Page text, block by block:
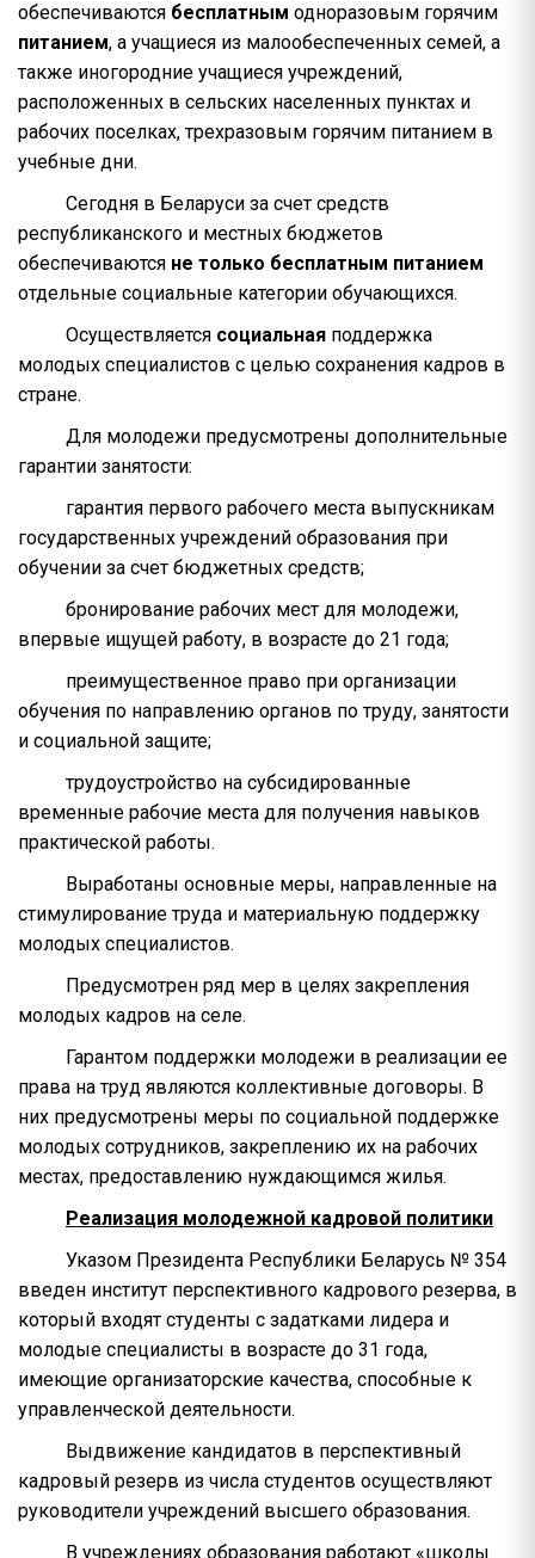
обеспечиваются бесплатным одноразовым горячим
питанием, а учащиеся из малообеспеченных семей, а
также иногородние учащиеся учреждений,
расположенных в сельских населенных пунктах и
рабочих поселках, трехразовым горячим питанием в
учебные дни.
Сегодня в Беларуси за счет средств
республиканского и местных бюджетов
обеспечиваются не только бесплатным питанием
отдельные социальные категории обучающихся.
Осуществляется социальная поддержка
молодых специалистов с целью сохранения кадров в
стране.
Для молодежи предусмотрены дополнительные
гарантии занятости:
гарантия первого рабочего места выпускникам
государственных учреждений образования при
обучении за счет бюджетных средств;
бронирование рабочих мест для молодежи,
впервые ищущей работу, в возрасте до 21 года;
преимущественное право при организации
обучения по направлению органов по труду, занятости
и социальной защите;
трудоустройство на субсидированные
временные рабочие места для получения навыков
практической работы.
Выработаны основные меры, направленные на
стимулирование труда и материальную поддержку
молодых специалистов.
Предусмотрен ряд мер в целях закрепления
молодых кадров на селе.
Гарантом поддержки молодежи в реализации ее
права на труд являются коллективные договоры. В
них предусмотрены меры по социальной поддержке
молодых сотрудников, закреплению их на рабочих
местах, предоставлению нуждающимся жилья.
Реализация молодежной кадровой политики
Указом Президента Республики Беларусь № 354
введен институт перспективного кадрового резерва, в
который входят студенты с задатками лидера и
молодые специалисты в возрасте до 31 года,
имеющие организаторские качества, способные к
управленческой деятельности.
Выдвижение кандидатов в перспективный
кадровый резерв из числа студентов осуществляют
руководители учреждений высшего образования.
В учреждениях образования работают «школы